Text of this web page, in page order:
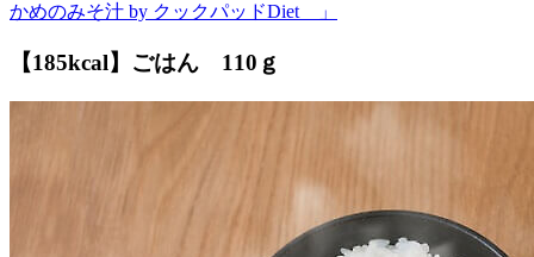
かめのみそ汁 by クックパッドDiet 」
【185kcal】ごはん 110ｇ